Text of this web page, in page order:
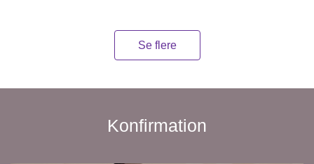
Se flere
Konfirmation